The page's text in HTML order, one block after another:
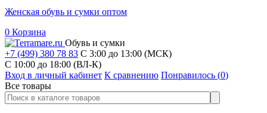
Женская обувь и сумки оптом
0 Корзина
Обувь и сумки
+7 (499) 380 78 83 С 3:00 до 13:00 (МСК)
C 10:00 до 18:00 (ВЛ-К)
Вход в личный кабинет К сравнению Понравилось (0)
Все товары